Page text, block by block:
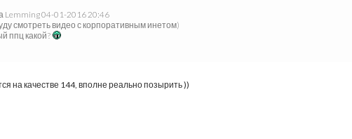
Lemming 04-01-2016 20:46
смотреть видео с корпоративным инетом)
ппц какой?
на качестве 144, вполне реально позырить ))